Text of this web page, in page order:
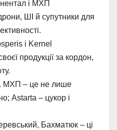
і МХП
ШІ й супутники для
і Kernel
продукції за кордон,
. МХП – це не лише
Astarta – цукор і
Бахматюк – ці